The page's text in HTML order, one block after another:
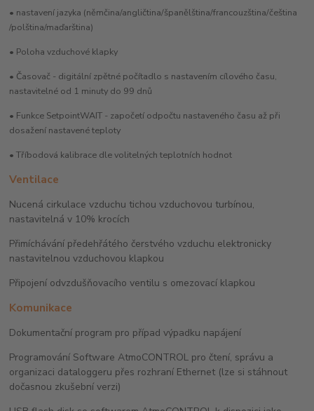
• nastavení jazyka (němčina/angličtina/španělština/francouzština/čeština
/polština/maďarština)
• Poloha vzduchové klapky
• Časovač - digitální zpětné počítadlo s nastavením cílového času,
nastavitelné od 1 minuty do 99 dnů
• Funkce SetpointWAIT - započetí odpočtu nastaveného času až při
dosažení nastavené teploty
• Tříbodová kalibrace dle volitelných teplotních hodnot
Ventilace
Nucená cirkulace vzduchu tichou vzduchovou turbínou,
nastavitelná v 10% krocích
Přimíchávání předehřátého čerstvého vzduchu elektronicky
nastavitelnou vzduchovou klapkou
Připojení odvzdušňovacího ventilu s omezovací klapkou
Komunikace
Dokumentační program pro případ výpadku napájení
Programování Software AtmoCONTROL pro čtení, správu a
organizaci dataloggeru přes rozhraní Ethernet (lze si stáhnout
dočasnou zkušební verzi)